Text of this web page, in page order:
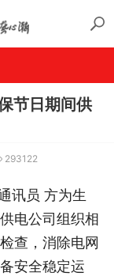
节日期间供
293122
讯员 方为生
电公司组织相
查，消除电网
安全稳定运